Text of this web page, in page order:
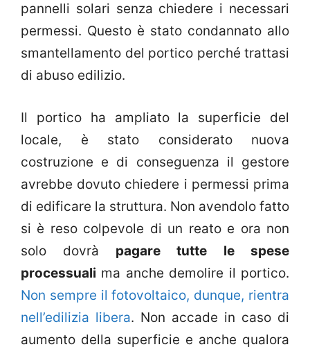
pannelli solari senza chiedere i necessari
permessi. Questo è stato condannato allo
smantellamento del portico perché trattasi
di abuso edilizio.
Il portico ha ampliato la superficie del
locale, è stato considerato nuova
costruzione e di conseguenza il gestore
avrebbe dovuto chiedere i permessi prima
di edificare la struttura. Non avendolo fatto
si è reso colpevole di un reato e ora non
solo dovrà pagare tutte le spese
processuali ma anche demolire il portico.
Non sempre il fotovoltaico, dunque, rientra
nell’edilizia libera. Non accade in caso di
aumento della superficie e anche qualora